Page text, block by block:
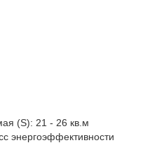
(S): 21 - 26 кв.м
энергоэффективности